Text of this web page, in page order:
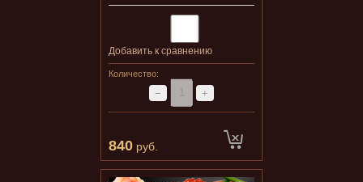
Добавить к сравнению
Количество:
− +
840 руб.